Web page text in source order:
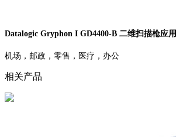
Datalogic Gryphon I GD4400-B 二维扫描枪应用
机场，邮政，零售，医疗，办公
相关产品